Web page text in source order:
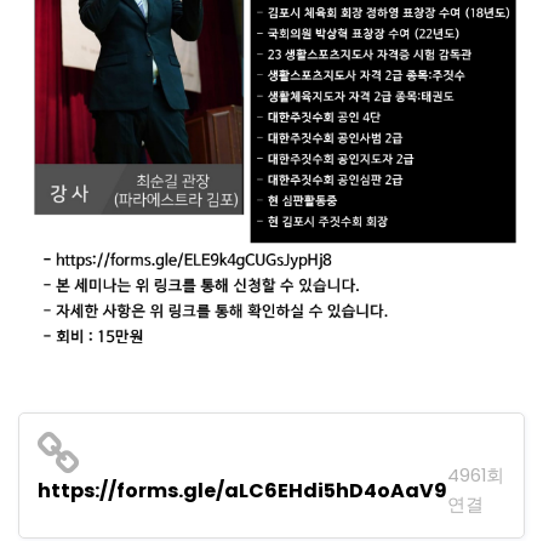
https://forms.gle/aLC6EHdi5hD4oAaV9
4961회
연결